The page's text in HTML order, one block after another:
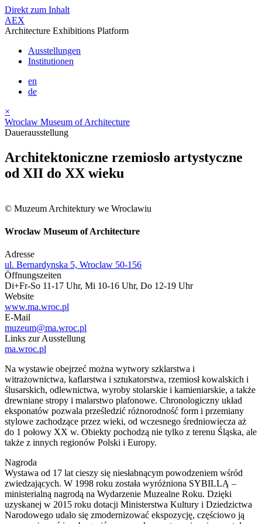
Direkt zum Inhalt
AEX
Architecture Exhibitions Platform
Ausstellungen
Institutionen
en
de
×
Wroclaw Museum of Architecture
Dauerausstellung
Architektoniczne rzemiosło artystyczne
od XII do XX wieku
© Muzeum Architektury we Wroclawiu
Wroclaw Museum of Architecture
Adresse
ul. Bernardynska 5, Wroclaw 50-156
Öffnungszeiten
Di+Fr-So 11-17 Uhr, Mi 10-16 Uhr, Do 12-19 Uhr
Website
www.ma.wroc.pl
E-Mail
muzeum@ma.wroc.pl
Links zur Ausstellung
ma.wroc.pl
Na wystawie obejrzeć można wytwory szklarstwa i
witrażownictwa, kaflarstwa i sztukatorstwa, rzemiosł kowalskich i
ślusarskich, odlewnictwa, wyroby stolarskie i kamieniarskie, a także
drewniane stropy i malarstwo plafonowe. Chronologiczny układ
eksponatów pozwala prześledzić różnorodność form i przemiany
stylowe zachodzące przez wieki, od wczesnego średniowiecza aż
do 1 połowy XX w. Obiekty pochodzą nie tylko z terenu Śląska, ale
także z innych regionów Polski i Europy.
Nagroda
Wystawa od 17 lat cieszy się niesłabnącym powodzeniem wśród
zwiedzających. W 1998 roku została wyróżniona SYBILLĄ –
ministerialną nagrodą na Wydarzenie Muzealne Roku. Dzięki
uzyskanej w 2015 roku dotacji Ministerstwa Kultury i Dziedzictwa
Narodowego udalo się zmodernizować ekspozycję, częściowo ją